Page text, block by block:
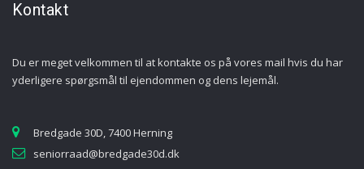
Kontakt
Du er meget velkommen til at kontakte os på vores mail hvis du har
yderligere spørgsmål til ejendommen og dens lejemål.
Bredgade 30D, 7400 Herning
seniorraad@bredgade30d.dk